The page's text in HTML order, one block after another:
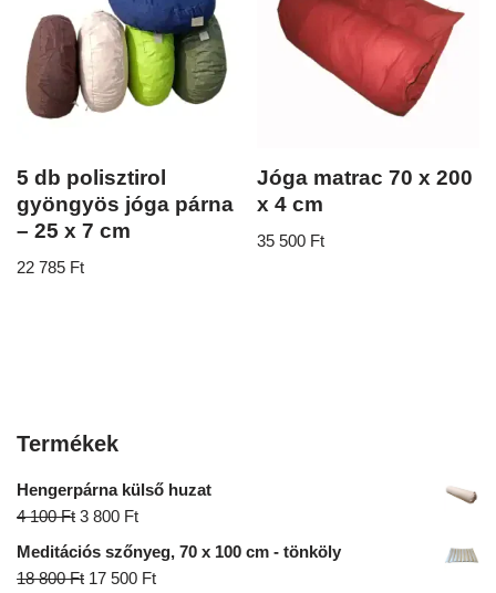
5 db polisztirol
gyöngyös jóga párna
– 25 x 7 cm
22 785 Ft
Jóga matrac 70 x 200
x 4 cm
35 500 Ft
Termékek
Hengerpárna külső huzat
4 100Ft 3 800 Ft
Meditációs szőnyeg, 70 x 100 cm - tönköly
18 800Ft 17 500 Ft